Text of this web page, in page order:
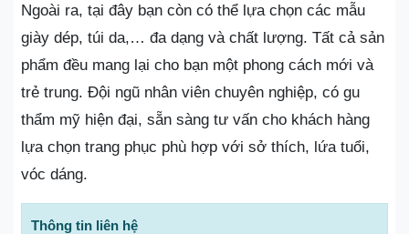
Ngoài ra, tại đây bạn còn có thể lựa chọn các mẫu
giày dép, túi da,… đa dạng và chất lượng. Tất cả sản
phẩm đều mang lại cho bạn một phong cách mới và
trẻ trung. Đội ngũ nhân viên chuyên nghiệp, có gu
thẩm mỹ hiện đại, sẵn sàng tư vấn cho khách hàng
lựa chọn trang phục phù hợp với sở thích, lứa tuổi,
vóc dáng.
Thông tin liên hệ